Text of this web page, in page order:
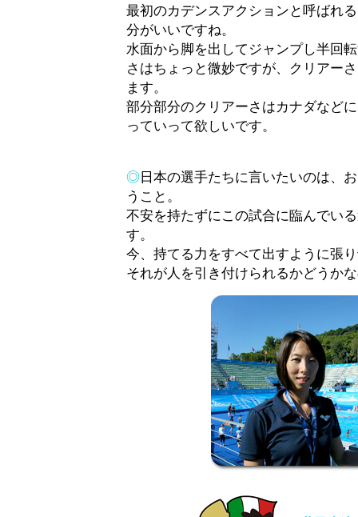
最初のカデンスアクションと呼ばれ
分がいいですね。
水面から脚を出してジャンプし半回
さはちょっと微妙ですが、クリアー
ます。
部分部分のクリアーさはカナダなど
っていって欲しいです。
◎ 日本の選手たちに言いたいのは、
うこと。
不安を持たずにこの試合に臨んでい
す。
今、持てる力をすべて出すように張
それが人を引き付けられるかどうか